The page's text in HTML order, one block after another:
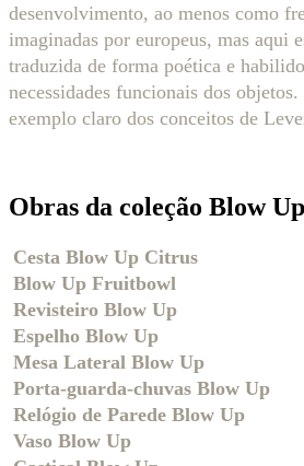
desenvolvimento, ao menos como
imaginadas por europeus, mas aqui
traduzida de forma poética e
necessidades funcionais dos
exemplo claro dos conceitos de
Obras da coleção Blow Up
Cesta Blow Up Citrus
Blow Up Fruitbowl
Revisteiro Blow Up
Espelho Blow Up
Mesa Lateral Blow Up
Porta-guarda-chuvas Blow Up
Relógio de Parede Blow Up
Vaso Blow Up